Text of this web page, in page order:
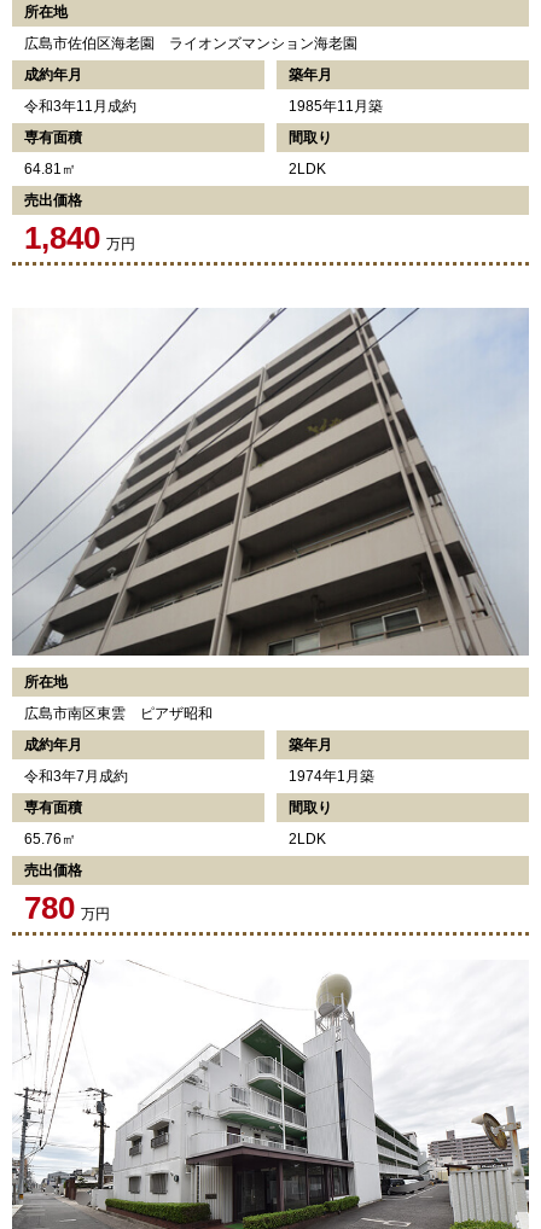
所在地
広島市佐伯区海老園 ライオンズマンション海老園
成約年月
築年月
令和3年11月成約
1985年11月築
専有面積
間取り
64.81㎡
2LDK
売出価格
1,840 万円
所在地
広島市南区東雲 ピアザ昭和
成約年月
築年月
令和3年7月成約
1974年1月築
専有面積
間取り
65.76㎡
2LDK
売出価格
780 万円